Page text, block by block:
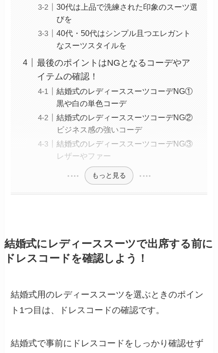
30代は上品で洗練された印象のスーツ選
びを
40代・50代はシンプル且つエレガント
なスーツスタイルを
最後のポイントはNGとなるコーデやア
イテムの確認！
結婚式のレディーススーツコーデNG①
黒や白の単色コーデ
結婚式のレディーススーツコーデNG②
ビジネス感の強いコーデ
結婚式のレディーススーツコーデNG③
レザーやファー
もっと見る
結婚式にレディーススーツで出席する前に
ドレスコードを確認しよう！
結婚式用のレディーススーツを選ぶときのポイン
ト1つ目は、ドレスコードの確認です。
結婚式で事前にドレスコードをしっかり確認せず